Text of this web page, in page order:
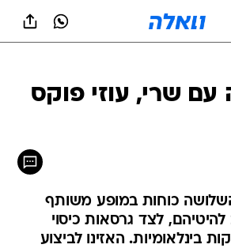
עם שרי, עוזי פוקס
כוחות במופע משותף
לצד גרסאות כיסוי
בינלאומיות. האזינו לביצוע